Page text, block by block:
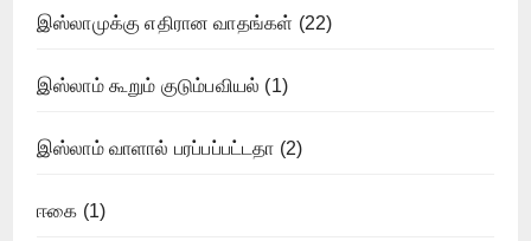
இஸ்லாமுக்கு எதிரான வாதங்கள் (22)
இஸ்லாம் கூறும் குடும்பவியல் (1)
இஸ்லாம் வாளால் பரப்பப்பட்டதா (2)
ஈகை (1)